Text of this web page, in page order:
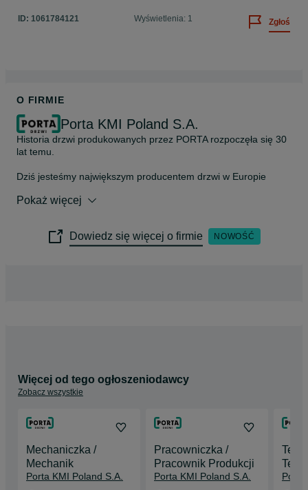
ID: 1061784121 Wyświetlenia: 1 Zgłoś
O FIRMIE
Porta KMI Poland S.A.
Historia drzwi produkowanych przez PORTA rozpoczęła się 30
lat temu.
Dziś jesteśmy największym producentem drzwi w Europie
miesiąca powstają tysiące sztuk drzwi, które trafiają wprost do
W PORTA dbamy o jakość i bezpieczeństwo, a przede
możliwość pracy i rozwoju w firmie z wartościami. Dołącz do
nas!
Zakład produkcyjny   Arad (Rumunia)-Zakład produkcyjny
Pokaż więcej
Dowiedz się więcej o firmie NOWOŚĆ
Więcej od tego ogłoszeniodawcy
Zobacz wszystkie
Mechaniczka /
Mechanik
Porta KMI Poland S.A.
Pracowniczka /
Pracownik Produkcji
Porta KMI Poland S.A. Porta